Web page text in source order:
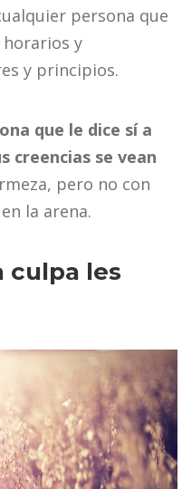
persona que
y
y principios.
que le dice sí a
creencias se vean
pero no con
la arena.
culpa les